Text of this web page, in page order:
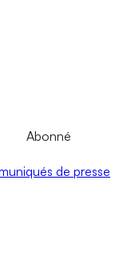
Abonné
de presse